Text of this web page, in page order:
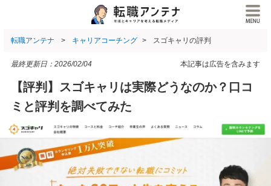
転職アンテナ キャリアコーチング スゴキャリの評判
本記事は広告を含みます
最終更新日： 2026/02/04
【評判】スゴキャリは実際どうなのか？口コ
ミと評判を調べてみた